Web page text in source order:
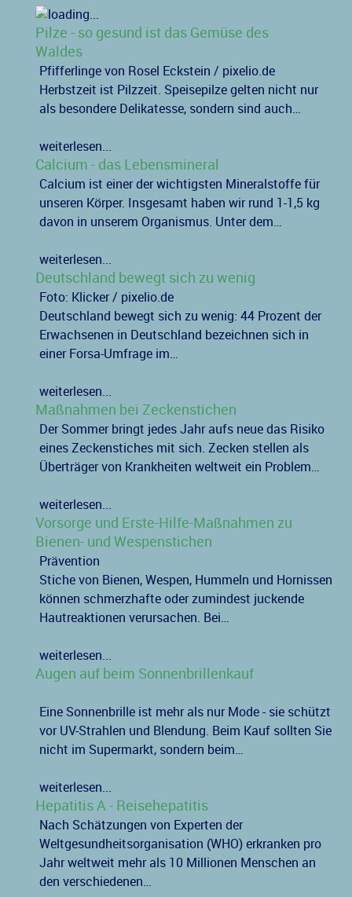
Pilze - so gesund ist das Gemüse des
Waldes
Pfifferlinge von Rosel Eckstein / pixelio.de
Herbstzeit ist Pilzzeit. Speisepilze gelten nicht nur
als besondere Delikatesse, sondern sind auch…
weiterlesen...
Calcium - das Lebensmineral
Calcium ist einer der wichtigsten Mineralstoffe für
unseren Körper. Insgesamt haben wir rund 1-1,5 kg
davon in unserem Organismus. Unter dem…
weiterlesen...
Deutschland bewegt sich zu wenig
Foto: Klicker / pixelio.de
Deutschland bewegt sich zu wenig: 44 Prozent der
Erwachsenen in Deutschland bezeichnen sich in
einer Forsa-Umfrage im…
weiterlesen...
Maßnahmen bei Zeckenstichen
Der Sommer bringt jedes Jahr aufs neue das Risiko
eines Zeckenstiches mit sich. Zecken stellen als
Überträger von Krankheiten weltweit ein Problem…
weiterlesen...
Vorsorge und Erste-Hilfe-Maßnahmen zu
Bienen- und Wespenstichen
Prävention
Stiche von Bienen, Wespen, Hummeln und Hornissen
können schmerzhafte oder zumindest juckende
Hautreaktionen verursachen. Bei…
weiterlesen...
Augen auf beim Sonnenbrillenkauf
Eine Sonnenbrille ist mehr als nur Mode - sie schützt
vor UV-Strahlen und Blendung. Beim Kauf sollten Sie
nicht im Supermarkt, sondern beim…
weiterlesen...
Hepatitis A - Reisehepatitis
Nach Schätzungen von Experten der
Weltgesundheitsorganisation (WHO) erkranken pro
Jahr weltweit mehr als 10 Millionen Menschen an
den verschiedenen…